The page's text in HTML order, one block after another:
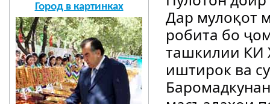
Город в картинках
Дар мулоқот
робита бо
ташкилии КИ
иштирок ва